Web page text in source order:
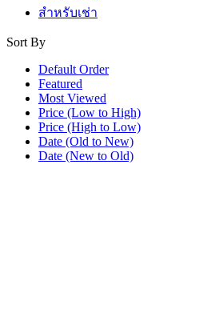
สำหรับเช่า
Sort By
Default Order
Featured
Most Viewed
Price (Low to High)
Price (High to Low)
Date (Old to New)
Date (New to Old)